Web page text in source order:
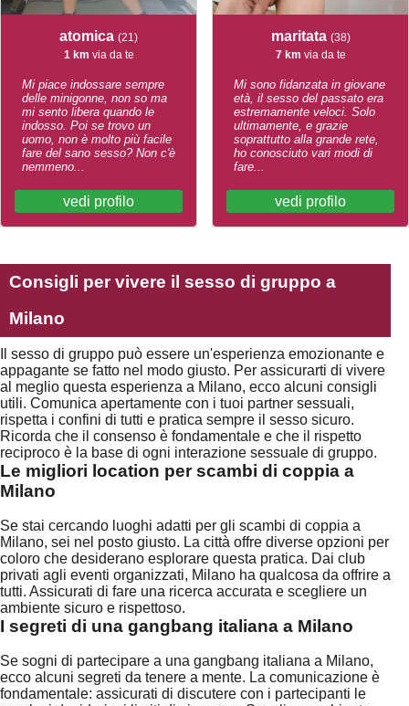
atomica (21)
1 km via da te
Mi piace indossare sempre
delle minigonne, non so ma
mi sento libera quando le
indosso. Poi se trovo un
uomo, non è molto più facile
fare del sano sesso? Non c'è
nemmeno...
vedi profilo
maritata (38)
7 km via da te
Mi sono fidanzata in giovane
età, il sesso del passato era
estremamente veloci. Solo
ultimamente, e grazie
soprattutto alla grande rete,
ho conosciuto vari modi di
fare...
vedi profilo
Consigli per vivere il sesso di gruppo a
Milano
Il sesso di gruppo può essere un'esperienza emozionante e
appagante se fatto nel modo giusto. Per assicurarti di vivere
al meglio questa esperienza a Milano, ecco alcuni consigli
utili. Comunica apertamente con i tuoi partner sessuali,
rispetta i confini di tutti e pratica sempre il sesso sicuro.
Ricorda che il consenso è fondamentale e che il rispetto
reciproco è la base di ogni interazione sessuale di gruppo.
Le migliori location per scambi di coppia a
Milano
Se stai cercando luoghi adatti per gli scambi di coppia a
Milano, sei nel posto giusto. La città offre diverse opzioni per
coloro che desiderano esplorare questa pratica. Dai club
privati agli eventi organizzati, Milano ha qualcosa da offrire a
tutti. Assicurati di fare una ricerca accurata e scegliere un
ambiente sicuro e rispettoso.
I segreti di una gangbang italiana a Milano
Se sogni di partecipare a una gangbang italiana a Milano,
ecco alcuni segreti da tenere a mente. La comunicazione è
fondamentale: assicurati di discutere con i partecipanti le